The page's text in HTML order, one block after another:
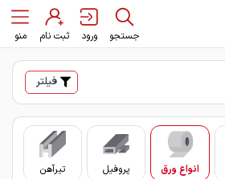
جستجو ورود ثبت نام منو
فیلتر
انواع ورق پروفیل تیرآهن